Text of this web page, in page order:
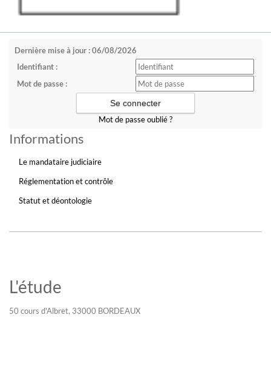
Dernière mise à jour : 06/08/2026
Identifiant :
Mot de passe :
Mot de passe oublié ?
Informations
Le mandataire judiciaire
Réglementation et contrôle
Statut et déontologie
L'étude
50 cours d'Albret, 33000 BORDEAUX